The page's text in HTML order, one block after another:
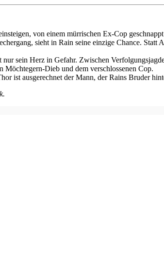
von einem mürrischen Ex-Cop
sieht in Rain seine einzige Chance. Statt
sein Herz in Gefahr. Zwischen
Dieb und dem verschlossenen Cop.
ist ausgerechnet der Mann, der Rains Bruder